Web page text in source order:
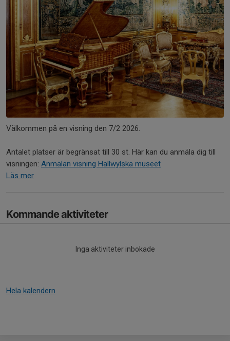
Välkommen på en visning den 7/2 2026.
Antalet platser är begränsat till 30 st. Här kan du anmäla dig till
visningen: Anmälan visning Hallwylska museet
Läs mer
Kommande aktiviteter
Inga aktiviteter inbokade
Hela kalendern